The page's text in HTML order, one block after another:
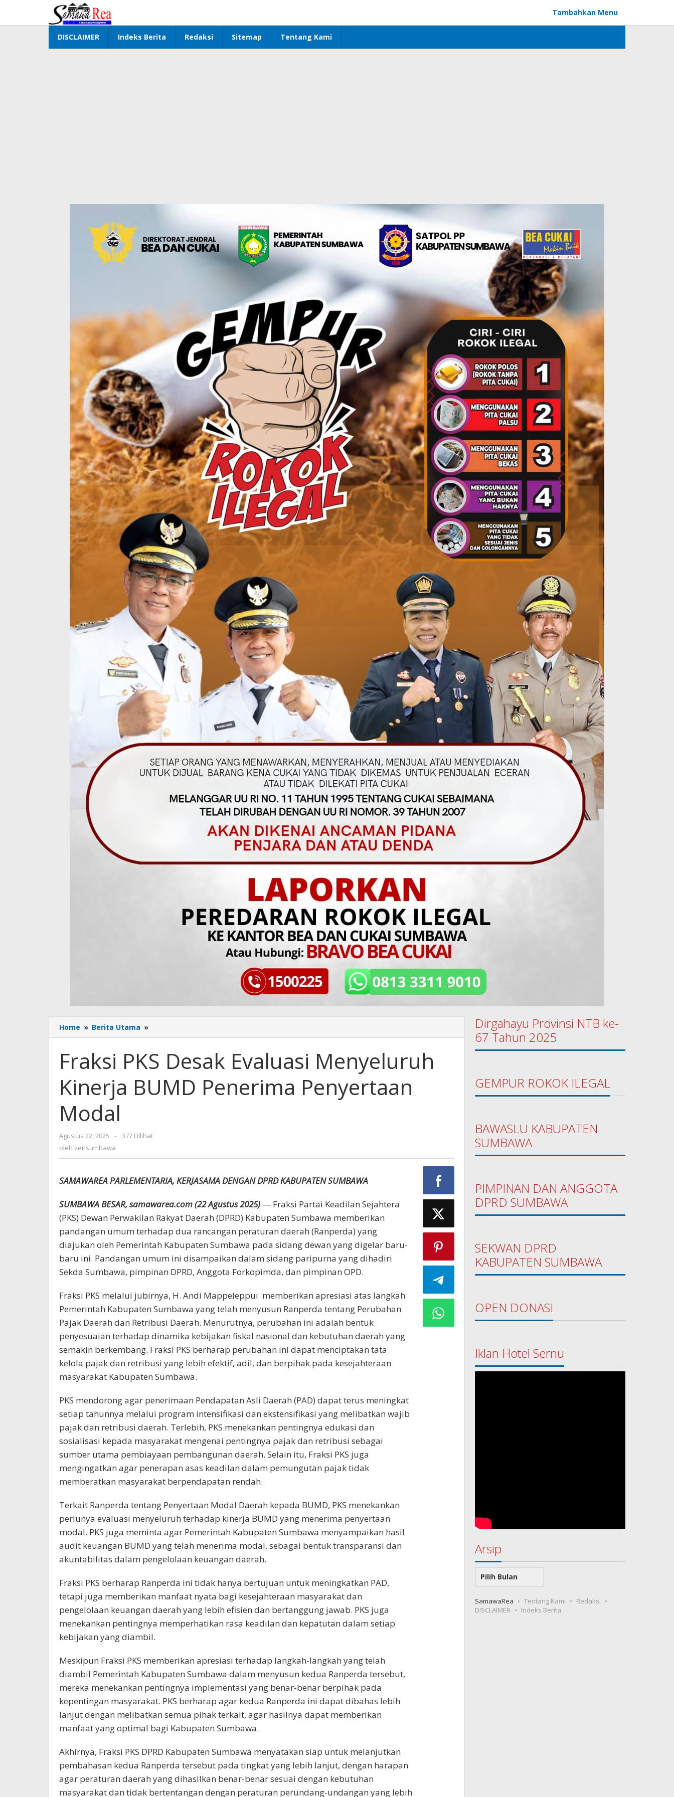
konten
Tambahkan Menu
DISCLAIMER Indeks Berita Redaksi Sitemap Tentang Kami
Home » Berita Utama »
PKS
Evaluasi
Menyeluruh
Kinerja
BUMD
Fraksi PKS Desak Evaluasi Menyeluruh
Kinerja BUMD Penerima Penyertaan
Modal
Agustus 22, 2025
oleh
zensumbawa
-
377 Dilihat
oleh zensumbawa
SAMAWAREA PARLEMENTARIA, KERJASAMA DENGAN DPRD KABUPATEN SUMBAWA
SUMBAWA BESAR, samawarea.com (22 Agustus 2025) — Fraksi Partai Keadilan Sejahtera
(PKS) Dewan Perwakilan Rakyat Daerah (DPRD) Kabupaten Sumbawa memberikan
pandangan umum terhadap dua rancangan peraturan daerah (Ranperda) yang
diajukan oleh Pemerintah Kabupaten Sumbawa pada sidang dewan yang digelar baru-
baru ini. Pandangan umum ini disampaikan dalam sidang paripurna yang dihadiri
Sekda Sumbawa, pimpinan DPRD, Anggota Forkopimda, dan pimpinan OPD.
Fraksi PKS melalui jubirnya, H. Andi Mappeleppui memberikan apresiasi atas langkah
Pemerintah Kabupaten Sumbawa yang telah menyusun Ranperda tentang Perubahan
Pajak Daerah dan Retribusi Daerah. Menurutnya, perubahan ini adalah bentuk
penyesuaian terhadap dinamika kebijakan fiskal nasional dan kebutuhan daerah yang
semakin berkembang. Fraksi PKS berharap perubahan ini dapat menciptakan tata
kelola pajak dan retribusi yang lebih efektif, adil, dan berpihak pada kesejahteraan
masyarakat Kabupaten Sumbawa.
PKS mendorong agar penerimaan Pendapatan Asli Daerah (PAD) dapat terus meningkat
setiap tahunnya melalui program intensifikasi dan ekstensifikasi yang melibatkan wajib
pajak dan retribusi daerah. Terlebih, PKS menekankan pentingnya edukasi dan
sosialisasi kepada masyarakat mengenai pentingnya pajak dan retribusi sebagai
sumber utama pembiayaan pembangunan daerah. Selain itu, Fraksi PKS juga
mengingatkan agar penerapan asas keadilan dalam pemungutan pajak tidak
memberatkan masyarakat berpendapatan rendah.
Terkait Ranperda tentang Penyertaan Modal Daerah kepada BUMD, PKS menekankan
perlunya evaluasi menyeluruh terhadap kinerja BUMD yang menerima penyertaan
modal. PKS juga meminta agar Pemerintah Kabupaten Sumbawa menyampaikan hasil
audit keuangan BUMD yang telah menerima modal, sebagai bentuk transparansi dan
akuntabilitas dalam pengelolaan keuangan daerah.
Fraksi PKS berharap Ranperda ini tidak hanya bertujuan untuk meningkatkan PAD,
tetapi juga memberikan manfaat nyata bagi kesejahteraan masyarakat dan
pengelolaan keuangan daerah yang lebih efisien dan bertanggung jawab. PKS juga
menekankan pentingnya memperhatikan rasa keadilan dan kepatutan dalam setiap
kebijakan yang diambil.
Meskipun Fraksi PKS memberikan apresiasi terhadap langkah-langkah yang telah
diambil Pemerintah Kabupaten Sumbawa dalam menyusun kedua Ranperda tersebut,
mereka menekankan pentingnya implementasi yang benar-benar berpihak pada
kepentingan masyarakat. PKS berharap agar kedua Ranperda ini dapat dibahas lebih
lanjut dengan melibatkan semua pihak terkait, agar hasilnya dapat memberikan
manfaat yang optimal bagi Kabupaten Sumbawa.
Akhirnya, Fraksi PKS DPRD Kabupaten Sumbawa menyatakan siap untuk melanjutkan
pembahasan kedua Ranperda tersebut pada tingkat yang lebih lanjut, dengan harapan
agar peraturan daerah yang dihasilkan benar-benar sesuai dengan kebutuhan
masyarakat dan tidak bertentangan dengan peraturan perundang-undangan yang lebih
Dirgahayu Provinsi NTB ke-
67 Tahun 2025
GEMPUR ROKOK ILEGAL
BAWASLU KABUPATEN
SUMBAWA
PIMPINAN DAN ANGGOTA
DPRD SUMBAWA
SEKWAN DPRD
KABUPATEN SUMBAWA
OPEN DONASI
Iklan Hotel Sernu
Arsip
Arsip
SamawaRea Tentang Kami
Redaksi
DISCLAIMER
Indeks Berita